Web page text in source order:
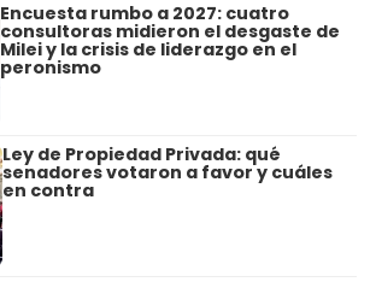
Encuesta rumbo a 2027: cuatro
consultoras midieron el desgaste de
Milei y la crisis de liderazgo en el
peronismo
Ley de Propiedad Privada: qué
senadores votaron a favor y cuáles
en contra